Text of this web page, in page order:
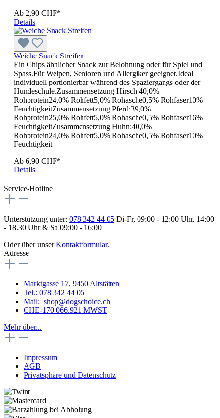
Ab 2,90 CHF*
Details
Weiche Snack Streifen
Ein Chips ähnlicher Snack zur Belohnung oder für Spiel und
Spass.Für Welpen, Senioren und Allergiker geeignet.Ideal
individuell portionierbar während des Spaziergangs oder der
Hundeschule.Zusammensetzung Hirsch:40,0%
Rohprotein24,0% Rohfett5,0% Rohasche0,5% Rohfaser10%
FeuchtigkeitZusammensetzung Pferd:39,0%
Rohprotein25,0% Rohfett5,0% Rohasche0,5% Rohfaser16%
FeuchtigkeitZusammensetzung Huhn:40,0%
Rohprotein24,0% Rohfett5,0% Rohasche0,5% Rohfaser10%
Feuchtigkeit
Ab 6,90 CHF*
Details
Service-Hotline
Unterstützung unter: 078 342 44 05 Di-Fr, 09:00 - 12:00 Uhr, 14:00
- 18.30 Uhr & Sa 09:00 - 16:00
Oder über unserKontaktformular.
Adresse
Marktgasse 17, 9450 Altstätten
Tel.: 078 342 44 05
Mail: shop@dogschoice.ch
CHE-170.066.921 MWST
Mehr über...
Impressum
AGB
Privatsphäre und Datenschutz